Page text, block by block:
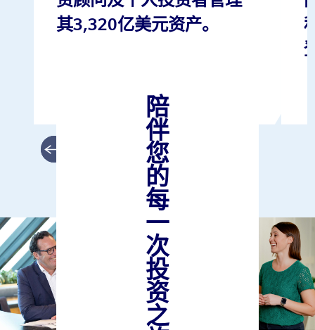
其3,320亿美元资产。
陪
伴
您
的
每
一
次
投
资
之